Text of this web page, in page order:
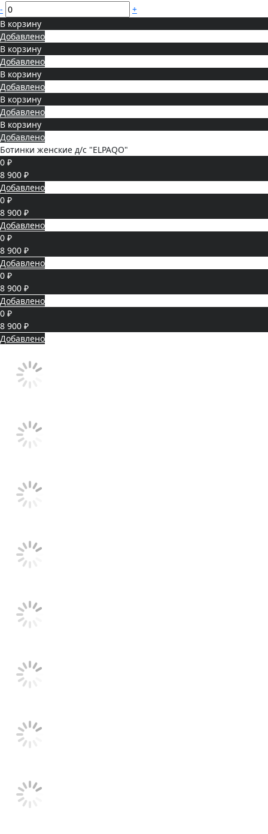
-
+
В корзину
Добавлено
В корзину
Добавлено
В корзину
Добавлено
В корзину
Добавлено
В корзину
Добавлено
Ботинки женские д/с "ELPAQO"
0 ₽
8 900 ₽
Добавлено
0 ₽
8 900 ₽
Добавлено
0 ₽
8 900 ₽
Добавлено
0 ₽
8 900 ₽
Добавлено
0 ₽
8 900 ₽
Добавлено